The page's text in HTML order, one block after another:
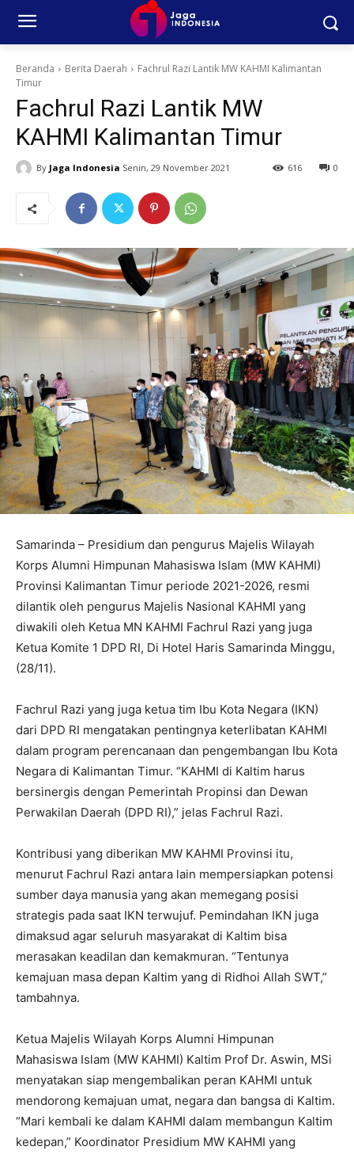
Beranda Berita Daerah
Fachrul Razi Lantik MW KAHMI Kalimantan
Timur
Fachrul Razi Lantik MW
KAHMI Kalimantan Timur
By Jaga Indonesia Senin, 29 November 2021 0
616
Samarinda – Presidium dan pengurus Majelis Wilayah
Korps Alumni Himpunan Mahasiswa Islam (MW KAHMI)
Provinsi Kalimantan Timur periode 2021-2026, resmi
dilantik oleh pengurus Majelis Nasional KAHMI yang
diwakili oleh Ketua MN KAHMI Fachrul Razi yang juga
Ketua Komite 1 DPD RI, Di Hotel Haris Samarinda Minggu,
(28/11).
Fachrul Razi yang juga ketua tim Ibu Kota Negara (IKN)
dari DPD RI mengatakan pentingnya keterlibatan KAHMI
dalam program perencanaan dan pengembangan Ibu Kota
Negara di Kalimantan Timur. “KAHMI di Kaltim harus
bersinergis dengan Pemerintah Propinsi dan Dewan
Perwakilan Daerah (DPD RI),” jelas Fachrul Razi.
Kontribusi yang diberikan MW KAHMI Provinsi itu,
menurut Fachrul Razi antara lain mempersiapkan potensi
sumber daya manusia yang akan memegang posisi
strategis pada saat IKN terwujuf. Pemindahan IKN juga
dimaksud agar seluruh masyarakat di Kaltim bisa
merasakan keadilan dan kemakmuran. “Tentunya
kemajuan masa depan Kaltim yang di Ridhoi Allah SWT,”
tambahnya.
Ketua Majelis Wilayah Korps Alumni Himpunan
Mahasiswa Islam (MW KAHMI) Kaltim Prof Dr. Aswin, MSi
menyatakan siap mengembalikan peran KAHMI untuk
mendorong kemajuan umat, negara dan bangsa di Kaltim.
“Mari kembali ke dalam KAHMI dalam membangun Kaltim
kedepan,” Koordinator Presidium MW KAHMI yang